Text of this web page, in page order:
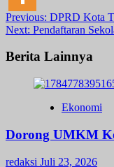
Post
navigation
Previous: DPRD Kota
Next: Pendaftaran
Berita Lainnya
Ekonomi
Dorong UMKM
redaksi Juli 23, 2026